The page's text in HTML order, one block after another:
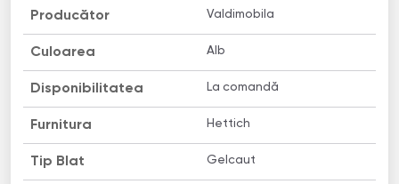
Producător Valdimobila
Culoarea Alb
Disponibilitatea La comandă
Furnitura Hettich
Tip Blat Gelcaut